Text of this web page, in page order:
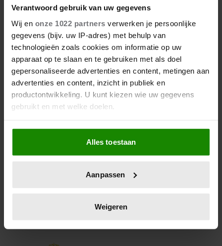
Verantwoord gebruik van uw gegevens
Wij en onze 1022 partners verwerken je persoonlijke
gegevens (bijv. uw IP-adres) met behulp van
technologieën zoals cookies om informatie op uw
apparaat op te slaan en te gebruiken met als doel
gepersonaliseerde advertenties en content, metingen aan
advertenties en content, inzicht in publiek en
productontwikkeling. U kunt kiezen wie uw gegevens
gebruikt en met welke doelen.
Als u het toestaat, willen we ook graag:
Informatie verzamelen over uw geografische
locatie, die tot een paar meter nauwkeurig kan zijn
scannen op specifieke eigenschappen (fingerprinting)
verwerkt en stel uw voorkeuren in het
intrekken in de Cookieverklaring.
Alles toestaan
Aanpassen
Weigeren
MAXIMA’S LIEVELINGS
ONTWERPER JAN TAMINIAU
Koningin Maxima verscheen op het staatsbanket in
Slowakije in een prachtige jurk van de Nederlandse
mode-ontwerper Jan Taminiau. Maxima is al jaren
fan van deze couturier.